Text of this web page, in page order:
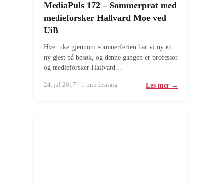
MediaPuls 172 – Sommerprat med
medieforsker Hallvard Moe ved
UiB
Hver uke gjennom sommerferien har vi ny en
ny gjest på besøk, og denne gangen er professor
og medieforsker Hallvard...
24. jul 2017 · 1 min lesning Les mer →